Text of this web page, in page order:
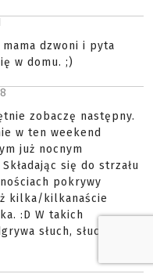
dzwoni i pyta
w domu. ;)
zobaczę następny.
w ten weekend
już nocnym
się do strzału
pokrywy
kilka/kilkanaście
:D W takich
słuch, słuch i